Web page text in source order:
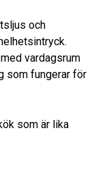
och
vardagsrum
som fungerar för
som är lika